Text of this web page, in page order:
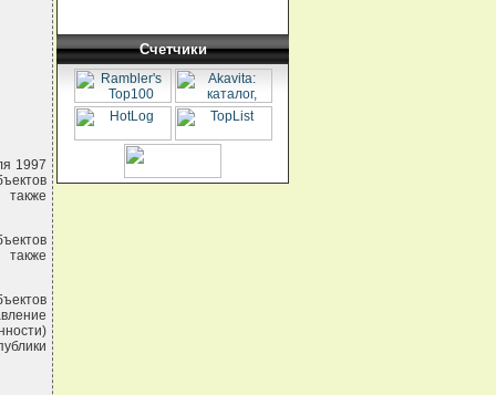
1997
также
также
Счетчики